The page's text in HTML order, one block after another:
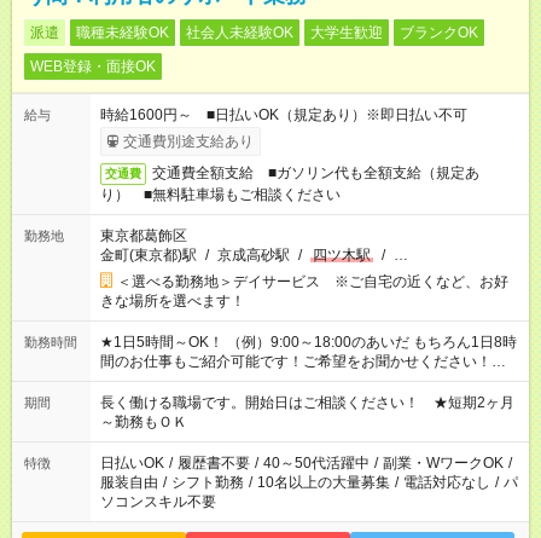
派遣 職種未経験OK 社会人未経験OK 大学生歓迎
ブランクOK
WEB登録・面接OK
給与
時給1600円～ ■日払いOK（規定あり）※即日払い不可
交通費別途支給あり
交通費
交通費全額支給 ■ガソリン代も全額支給（規定あ
り） ■無料駐車場もご相談ください
勤務地
東京都葛飾区
金町(東京都)駅 / 京成高砂駅 / 四ツ木駅 / …
＜選べる勤務地＞デイサービス ※ご自宅の近くなど、お好
きな場所を選べます！
勤務時間
★1日5時間～OK！ （例）9:00～18:00のあいだ もちろん1日8時
間のお仕事もご紹介可能です！ご希望をお聞かせください！★家
庭の都合でお休みが必要な場合も遠慮なくご相談ください。 ※
週最低15時間以上の勤務が必要です
期間
長く働ける職場です。開始日はご相談ください！ ★短期2ヶ月
～勤務もＯＫ
特徴 日払いOK / 履歴書不要 / 40～50代活躍中 / 副業・WワークOK /
服装自由 / シフト勤務 / 10名以上の大量募集 / 電話対応なし / パ
ソコンスキル不要